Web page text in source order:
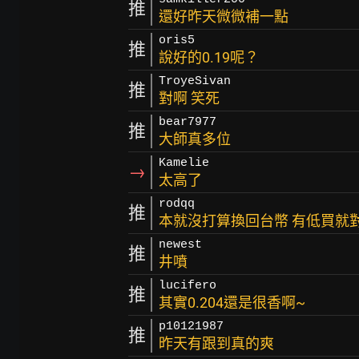
推 還好昨天微微補一點
推 oris5
說好的0.19呢？
推 TroyeSivan
對啊 笑死
推 bear7977
大師真多位
→ Kamelie
太高了
推 rodqq
本就沒打算換回台幣 有低買就
推 newest
井噴
推 lucifero
其實0.204還是很香啊~
推 p10121987
昨天有跟到真的爽